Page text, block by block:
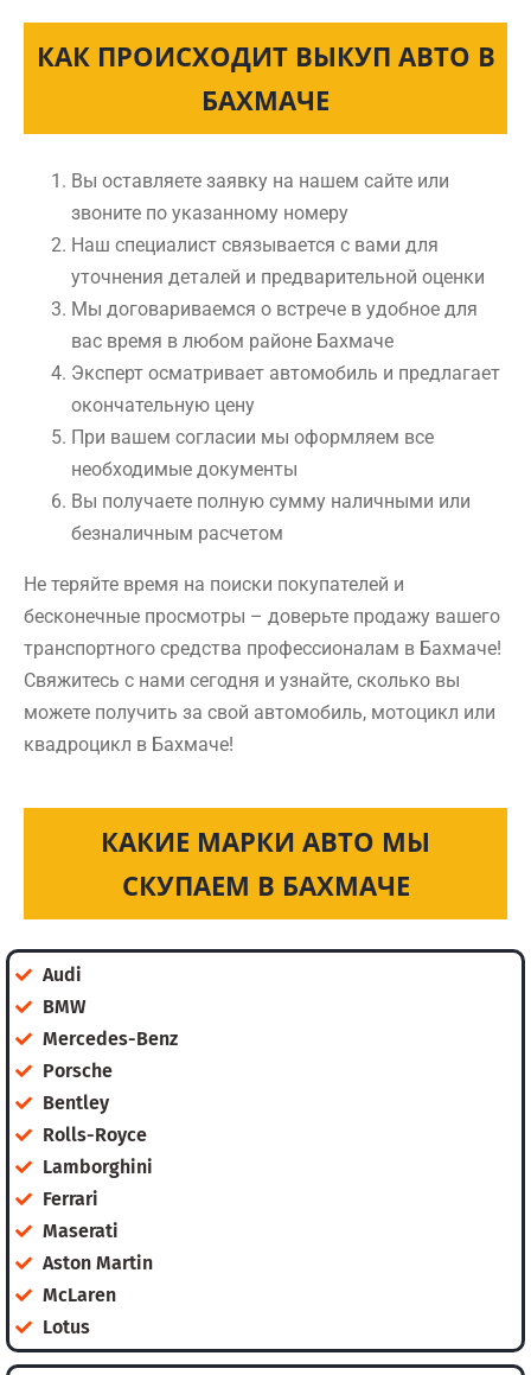
КАК ПРОИСХОДИТ ВЫКУП АВТО В
БАХМАЧЕ
Вы оставляете заявку на нашем сайте или
звоните по указанному номеру
Наш специалист связывается с вами для
уточнения деталей и предварительной оценки
Мы договариваемся о встрече в удобное для
вас время в любом районе Бахмаче
Эксперт осматривает автомобиль и предлагает
окончательную цену
При вашем согласии мы оформляем все
необходимые документы
Вы получаете полную сумму наличными или
безналичным расчетом
Не теряйте время на поиски покупателей и
бесконечные просмотры – доверьте продажу вашего
транспортного средства профессионалам в Бахмаче!
Свяжитесь с нами сегодня и узнайте, сколько вы
можете получить за свой автомобиль, мотоцикл или
квадроцикл в Бахмаче!
КАКИЕ МАРКИ АВТО МЫ
СКУПАЕМ В БАХМАЧЕ
Audi
BMW
Mercedes-Benz
Porsche
Bentley
Rolls-Royce
Lamborghini
Ferrari
Maserati
Aston Martin
McLaren
Lotus